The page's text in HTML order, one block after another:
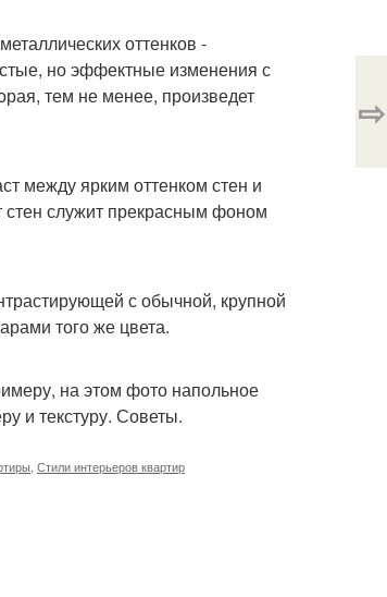
оттенков -
но эффектные изменения с
тем не менее, произведет
между ярким оттенком стен и
служит прекрасным фоном
с обычной, крупной
того же цвета.
на этом фото напольное
и текстуру. Советы.
Стили интерьеров квартир
⇨